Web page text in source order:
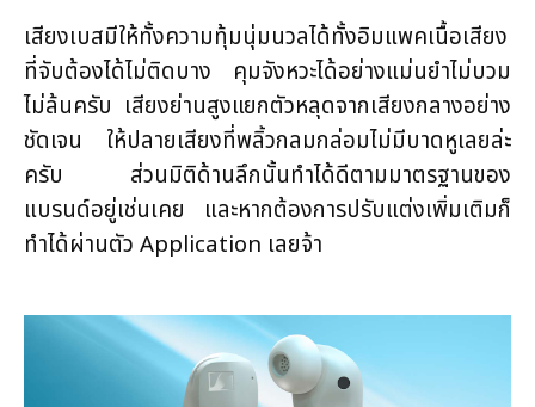
เสียงเบสมีให้ทั้งความทุ้มนุ่มนวลได้ทั้งอิมแพคเนื้อเสียง
ที่จับต้องได้ไม่ติดบาง คุมจังหวะได้อย่างแม่นยำไม่บวม
ไม่ล้นครับ เสียงย่านสูงแยกตัวหลุดจากเสียงกลางอย่าง
ชัดเจน ให้ปลายเสียงที่พลิ้วกลมกล่อมไม่มีบาดหูเลยล่ะ
ครับ ส่วนมิติด้านลึกนั้นทำได้ดีตามมาตรฐานของ
แบรนด์อยู่เช่นเคย และหากต้องการปรับแต่งเพิ่มเติมก็
ทำได้ผ่านตัว Application เลยจ้า